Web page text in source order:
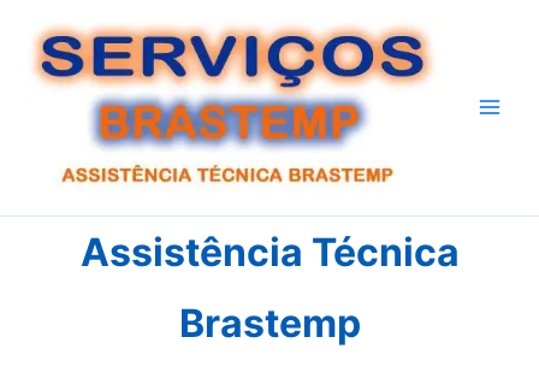
para
Assistência Técnica
Brastemp